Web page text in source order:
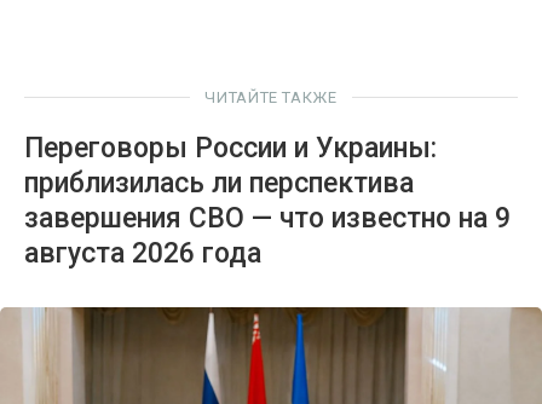
ЧИТАЙТЕ ТАКЖЕ
Переговоры России и Украины:
приблизилась ли перспектива
завершения СВО — что известно на 9
августа 2026 года